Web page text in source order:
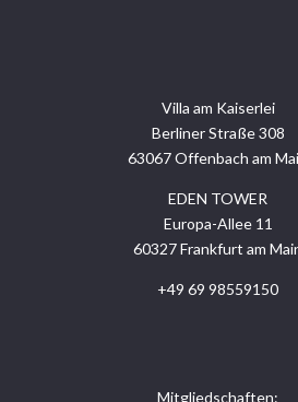
Villa am Kaiserlei
Berliner Straße 308
63067 Offenbach am
EDEN TOWER
Europa-Allee 11
60327 Frankfurt am
+49 69 98559150
Mitgliedschaften: